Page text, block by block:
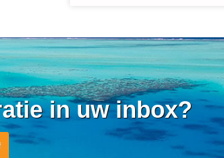
in uw inbox?